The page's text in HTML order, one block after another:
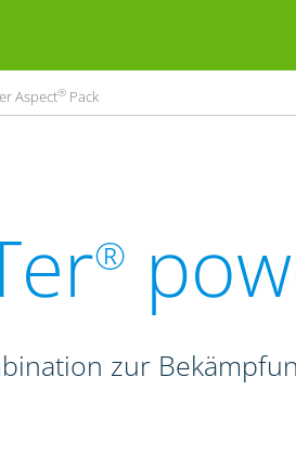
Aspect® Pack
®
zur